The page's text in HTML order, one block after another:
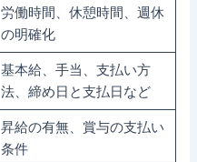
労働時間、休憩時間、週休
の明確化
基本給、手当、支払い方
法、締め日と支払日など
昇給の有無、賞与の支払い
条件